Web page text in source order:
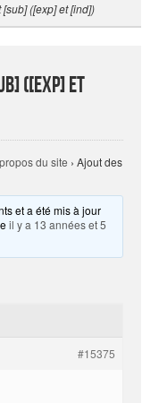
([exp] et [ind])
([exp] et
du site › Ajout des
et a été mis à jour
il y a 13 années et 5
#15375